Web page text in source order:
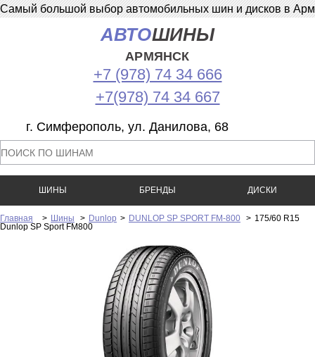
Самый большой выбор автомобильных шин и дисков в
АВТОШИНЫ
АРМЯНСК
+7 (978) 74 34 666
+7(978) 74 34 667
г. Симферополь, ул. Данилова, 68
ШИНЫ БРЕНДЫ ДИСКИ
Главная > Шины > Dunlop > DUNLOP SP SPORT FM-800 > 175/60 R15
Dunlop SP Sport FM800